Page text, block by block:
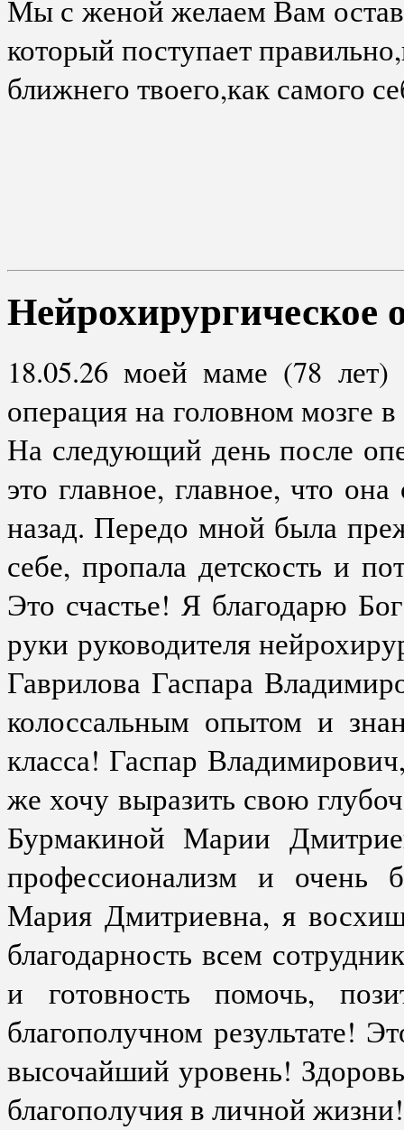
Мы с женой желаем Вам
который поступает
ближнего твоего,как самого
Нейрохирургическое
18.05.26 моей маме (78
операция на головном мозге
На следующий день после
это главное, главное, что
назад. Передо мной была
себе, пропала детскость и
Это счастье! Я благодарю
руки руководителя
Гаврилова Гаспара
колоссальным опытом и
класса! Гаспар
же хочу выразить свою
Бурмакиной Марии
профессионализм и очень
Мария Дмитриевна, я
благодарность всем
и готовность помочь,
благополучном результате!
высочайший уровень!
благополучия в личной жизни!